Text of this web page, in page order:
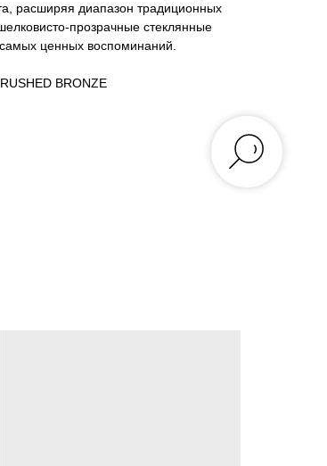
расширяя диапазон традиционных
прозрачные стеклянные
ценных воспоминаний.
BRONZE